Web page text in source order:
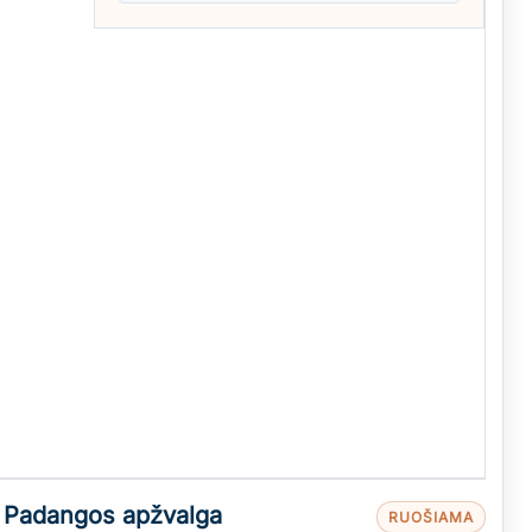
Padangos apžvalga RUOŠIAMA